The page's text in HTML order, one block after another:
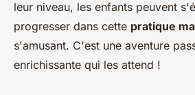
leur niveau, les enfants peuvent
progresser dans cette pratique
s'amusant. C'est une aventure
enrichissante qui les attend !